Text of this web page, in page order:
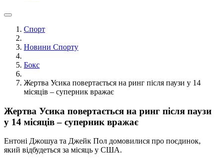
Спорт
Новини Спорту
Бокс
Жертва Усика повертається на ринг після паузи у 14
місяців – суперник вражає
Жертва Усика повертається на ринг після паузи
у 14 місяців – суперник вражає
Ентоні Джошуа та Джейк Пол домовилися про поєдинок,
який відбудеться за місяць у США.